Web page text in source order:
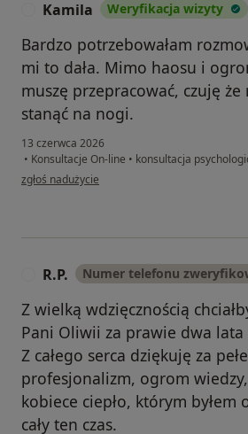
Kamila Weryfikacja wizyty
Bardzo potrzebowałam
mi to dała. Mimo haosu i
muszę przepracować, czuję że
stanąć na nogi.
13 czerwca 2026
• Konsultacje On-line • konsultacja
w opinii użytkownika Kamila
zgłoś nadużycie
R.P. Numer telefonu
Z wielką wdzięcznością
Pani Oliwii za prawie dwa
Z całego serca dziękuję za
profesjonalizm, ogrom
kobiece ciepło, którym byłem
cały ten czas.